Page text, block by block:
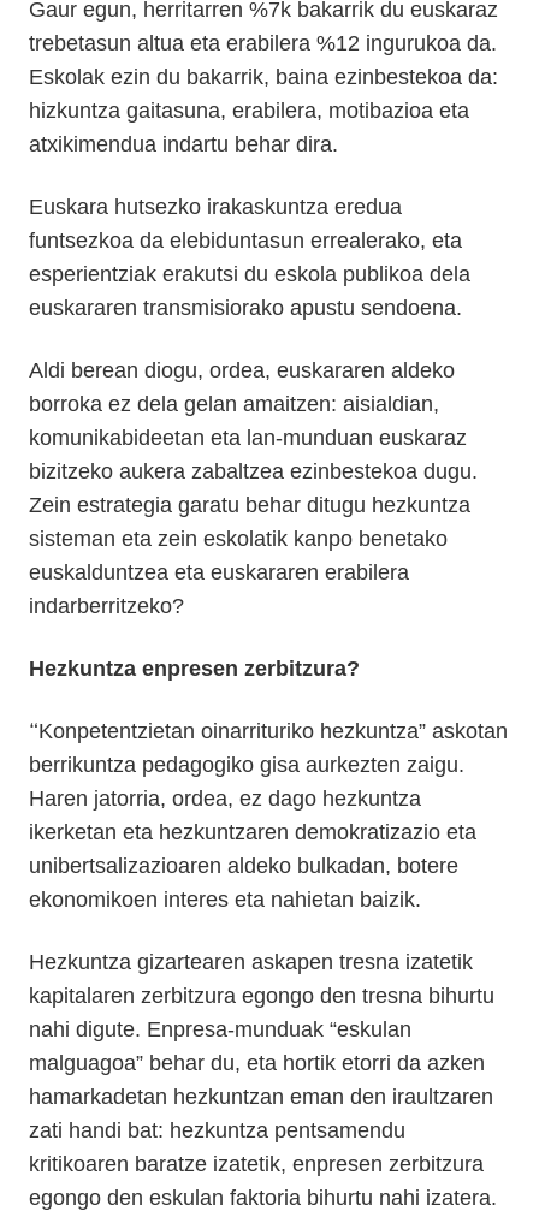
Gaur egun, herritarren %7k bakarrik du euskaraz
trebetasun altua eta erabilera %12 ingurukoa da.
Eskolak ezin du bakarrik, baina ezinbestekoa da:
hizkuntza gaitasuna, erabilera, motibazioa eta
atxikimendua indartu behar dira.
Euskara hutsezko irakaskuntza eredua
funtsezkoa da elebiduntasun errealerako, eta
esperientziak erakutsi du eskola publikoa dela
euskararen transmisiorako apustu sendoena.
Aldi berean diogu, ordea, euskararen aldeko
borroka ez dela gelan amaitzen: aisialdian,
komunikabideetan eta lan-munduan euskaraz
bizitzeko aukera zabaltzea ezinbestekoa dugu.
Zein estrategia garatu behar ditugu hezkuntza
sisteman eta zein eskolatik kanpo benetako
euskalduntzea eta euskararen erabilera
indarberritzeko?
Hezkuntza enpresen zerbitzura?
“Konpetentzietan oinarrituriko hezkuntza” askotan
berrikuntza pedagogiko gisa aurkezten zaigu.
Haren jatorria, ordea, ez dago hezkuntza
ikerketan eta hezkuntzaren demokratizazio eta
unibertsalizazioaren aldeko bulkadan, botere
ekonomikoen interes eta nahietan baizik.
Hezkuntza gizartearen askapen tresna izatetik
kapitalaren zerbitzura egongo den tresna bihurtu
nahi digute. Enpresa-munduak “eskulan
malguagoa” behar du, eta hortik etorri da azken
hamarkadetan hezkuntzan eman den iraultzaren
zati handi bat: hezkuntza pentsamendu
kritikoaren baratze izatetik, enpresen zerbitzura
egongo den eskulan faktoria bihurtu nahi izatera.